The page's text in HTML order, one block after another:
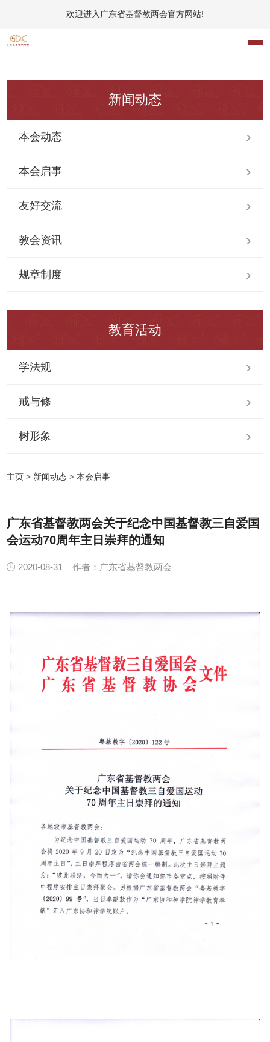
欢迎进入广东省基督教两会官方网站!
新闻动态
本会动态
本会启事
友好交流
教会资讯
规章制度
教育活动
学法规
戒与修
树形象
主页 > 新闻动态 >本会启事
广东省基督教两会关于纪念中国基督教三自爱国
会运动70周年主日崇拜的通知
🕒 2020-08-31 作者：广东省基督教两会